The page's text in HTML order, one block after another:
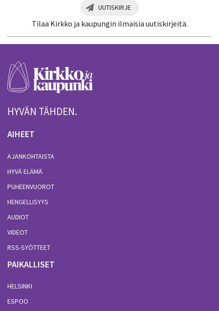
UUTISKIRJE
Tilaa Kirkko ja kaupungin ilmaisia uutiskirjeitä.
HYVÄN TÄHDEN.
AIHEET
AJANKOHTAISTA
HYVÄ ELÄMÄ
PUHEENVUOROT
HENGELLISYYS
AUDIOT
VIDEOT
RSS-SYÖTTEET
PAIKALLISET
HELSINKI
ESPOO